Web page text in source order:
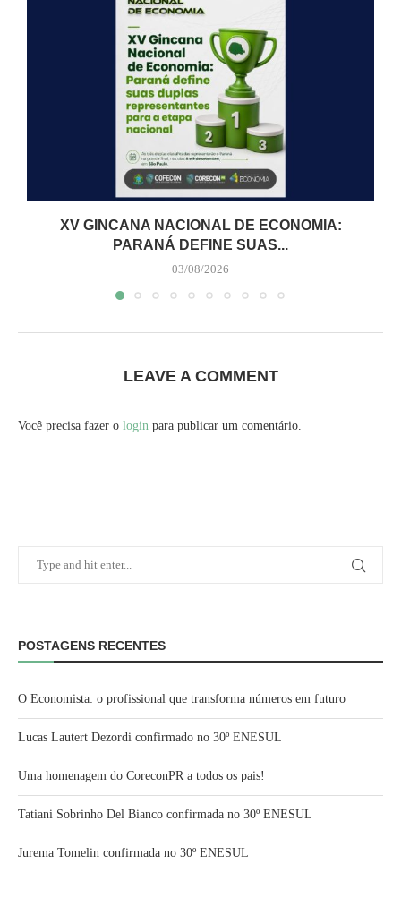
XV GINCANA NACIONAL DE ECONOMIA:
PARANÁ DEFINE SUAS...
03/08/2026
LEAVE A COMMENT
Você precisa fazer o login para publicar um comentário.
POSTAGENS RECENTES
O Economista: o profissional que transforma números em futuro
Lucas Lautert Dezordi confirmado no 30º ENESUL
Uma homenagem do CoreconPR a todos os pais!
Tatiani Sobrinho Del Bianco confirmada no 30º ENESUL
Jurema Tomelin confirmada no 30º ENESUL